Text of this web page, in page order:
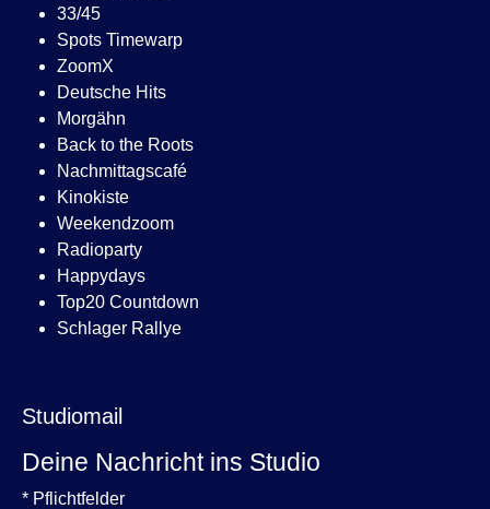
33/45
Spots Timewarp
ZoomX
Deutsche Hits
Morgähn
Back to the Roots
Nachmittagscafé
Kinokiste
Weekendzoom
Radioparty
Happydays
Top20 Countdown
Schlager Rallye
Studiomail
Deine Nachricht ins Studio
* Pflichtfelder